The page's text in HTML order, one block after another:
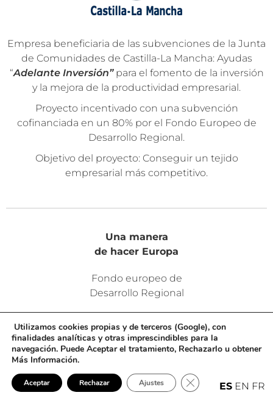
Empresa beneficiaria de las subvenciones de la Junta
de Comunidades de Castilla-La Mancha: Ayudas
“Adelante Inversión”para el fomento de la inversión
y la mejora de la productividad empresarial.
Proyecto incentivado con una subvención
cofinanciada en un 80% por el Fondo Europeo de
Desarrollo Regional.
Objetivo del proyecto: Conseguir un tejido
empresarial más competitivo.
Una manera
de hacer Europa
Fondo europeo de
Desarrollo Regional
ES EN FR
Utilizamos cookies propias y de terceros (Google), con
finalidades analíticas y otras imprescindibles para la
navegación. Puede Aceptar el tratamiento, Rechazarlo u obtener
Más Información.
Aceptar Rechazar Ajustes Cerrar el banner de